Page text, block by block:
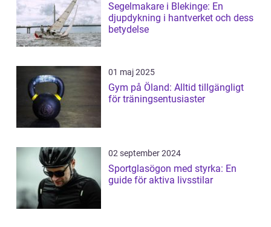
Segelmakare i Blekinge: En
djupdykning i hantverket och dess
betydelse
01 maj 2025
Gym på Öland: Alltid tillgängligt
för träningsentusiaster
02 september 2024
Sportglasögon med styrka: En
guide för aktiva livsstilar